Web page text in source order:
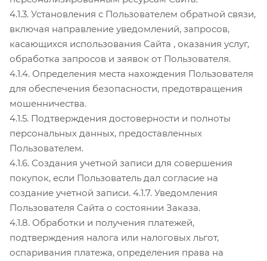
4.1.3. Установления с Пользователем обратной связи,
включая направление уведомлений, запросов,
касающихся использования Сайта , оказания услуг,
обработка запросов и заявок от Пользователя.
4.1.4. Определения места нахождения Пользователя
для обеспечения безопасности, предотвращения
мошенничества.
4.1.5. Подтверждения достоверности и полноты
персональных данных, предоставленных
Пользователем.
4.1.6. Создания учетной записи для совершения
покупок, если Пользователь дал согласие на
создание учетной записи. 4.1.7. Уведомления
Пользователя Сайта о состоянии Заказа.
4.1.8. Обработки и получения платежей,
подтверждения налога или налоговых льгот,
оспаривания платежа, определения права на